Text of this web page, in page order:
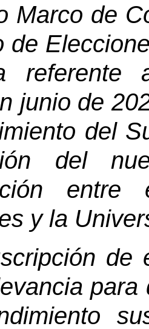
Marco de
de
junio de
del
del
y la
de